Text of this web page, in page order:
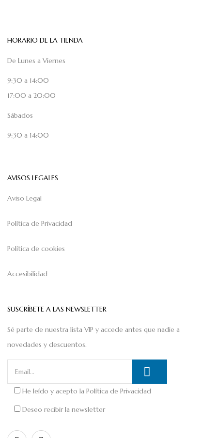
HORARIO DE LA TIENDA
De Lunes a Viernes
9:30 a 14:00
17:00 a 20:00
Sábados
9:30 a 14:00
AVISOS LEGALES
Aviso Legal
Política de Privacidad
Política de cookies
Accesibilidad
SUSCRÍBETE A LAS NEWSLETTER
Sé parte de nuestra lista VIP y accede antes que nadie a
novedades y descuentos.
He leído y acepto la Política de Privacidad
Deseo recibir la newsletter